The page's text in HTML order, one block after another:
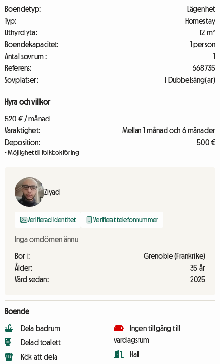
Boendetyp:
Lägenhet
Typ:
Homestay
Uthyrd yta:
12 m²
Boendekapacitet:
1 person
Antal sovrum :
1
Referens:
668735
Sovplatser:
1 Dubbelsäng(ar)
Hyra och villkor
520 € / månad
Varaktighet:
Mellan 1 månad och 6 månader
Deposition:
500 €
- Möjlighet till folkbokföring
Ziyad
Verifierad identitet Verifierat telefonnummer
Inga omdömen ännu
Bor i:
Grenoble (Frankrike)
Ålder:
35 år
Värd sedan:
2025
Boende
Dela badrum
Delad toalett
Kök att dela
Ingen tillgång till
vardagsrum
Hall